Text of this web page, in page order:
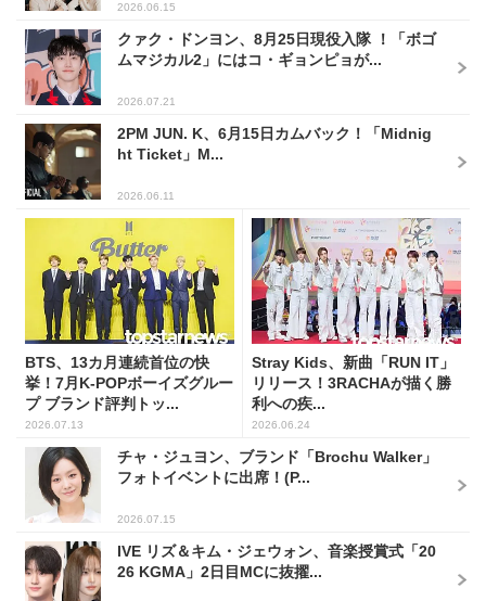
2026.06.15
クァク・ドンヨン、8月25日現役入隊 ！「ボゴ
ムマジカル2」にはコ・ギョンピョが...
2026.07.21
2PM JUN. K、6月15日カムバック！「Midnig
ht Ticket」M...
2026.06.11
BTS、13カ月連続首位の快
挙！7月K-POPボーイズグルー
プ ブランド評判トッ...
2026.07.13
Stray Kids、新曲「RUN IT」
リリース！3RACHAが描く勝
利への疾...
2026.06.24
チャ・ジュヨン、ブランド「Brochu Walker」
フォトイベントに出席！(P...
2026.07.15
IVE リズ＆キム・ジェウォン、音楽授賞式「20
26 KGMA」2日目MCに抜擢...